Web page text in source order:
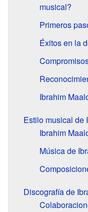
musical?
Primeros
Éxitos en la
Ibrahim
Estilo musical de
Ibrahim
Música de
Discografía de